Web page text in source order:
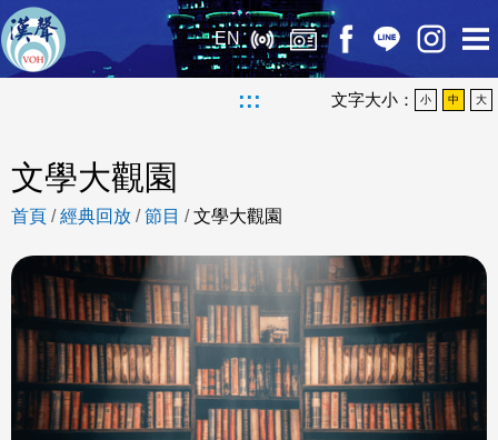
EN
::: 文字大小： 小 中 大
文學大觀園
首頁 /經典回放 /節目 /文學大觀園